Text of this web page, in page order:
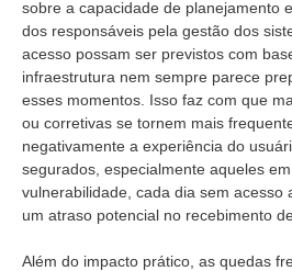
sobre a capacidade de planejamento
dos responsáveis pela gestão dos
acesso possam ser previstos com
infraestrutura nem sempre parece
esses momentos. Isso faz com que
ou corretivas se tornem mais
negativamente a experiência do
segurados, especialmente aqueles
vulnerabilidade, cada dia sem acesso
um atraso potencial no recebimento
Além do impacto prático, as quedas